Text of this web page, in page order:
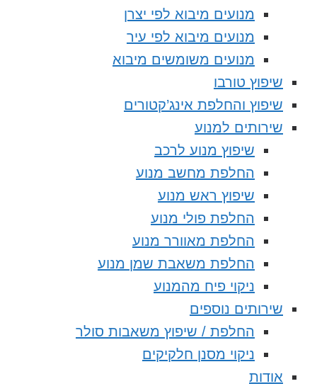
מנועים מיבוא לפי יצרן
מנועים מיבוא לפי עיר
מנועים משומשים מיבוא
שיפוץ טורבו
שיפוץ והחלפת אינג’קטורים
שירותים למנוע
שיפוץ מנוע לרכב
החלפת מחשב מנוע
שיפוץ ראש מנוע
החלפת פולי מנוע
החלפת מאוורר מנוע
החלפת משאבת שמן מנוע
ניקוי פיח מהמנוע
שירותים נוספים
החלפת / שיפוץ משאבות סולר
ניקוי מסנן חלקיקים
אודות